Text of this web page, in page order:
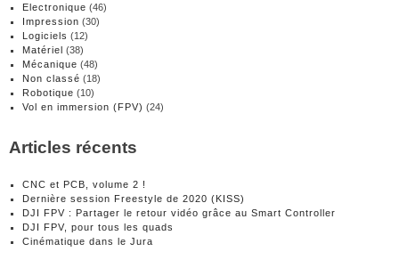
Electronique (46)
Impression (30)
Logiciels (12)
Matériel (38)
Mécanique (48)
Non classé (18)
Robotique (10)
Vol en immersion (FPV) (24)
Articles récents
CNC et PCB, volume 2 !
Dernière session Freestyle de 2020 (KISS)
DJI FPV : Partager le retour vidéo grâce au Smart Controller
DJI FPV, pour tous les quads
Cinématique dans le Jura